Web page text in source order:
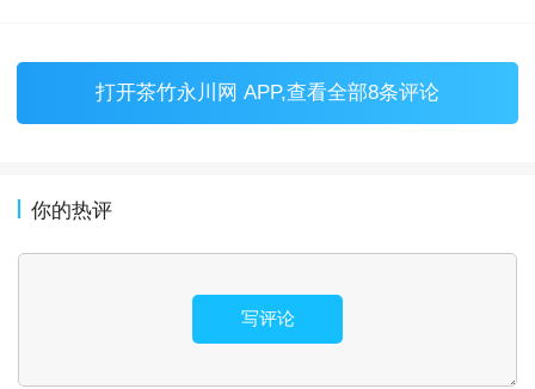
打开茶竹永川网 APP,查看全部8条评论
你的热评
写评论